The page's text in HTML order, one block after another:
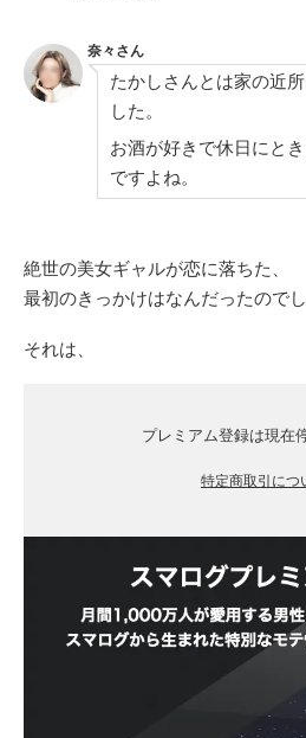
奈々さん
たかしさんとは家の近
した。
お酒が好きで休日にと
ですよね。
絶世の美女ギャルが恋に落ちた、
最初のきっかけはなんだったのでし
それは、
プレミアム登録は現在
特定商取引につ